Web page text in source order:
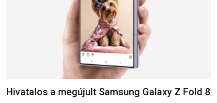
Hivatalos a megújult Samsung Galaxy Z Fold 8